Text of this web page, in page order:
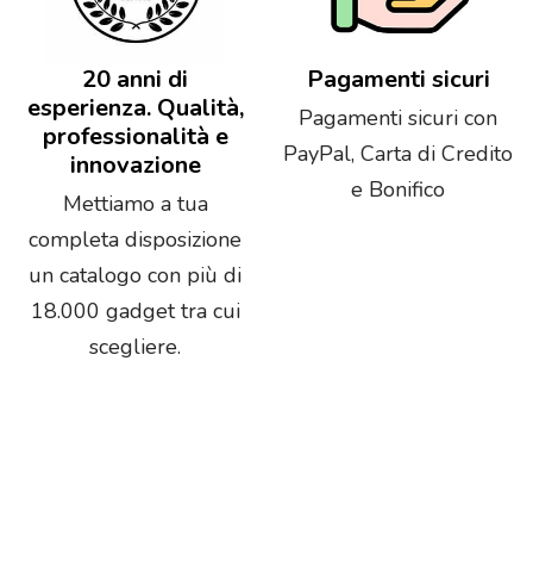
20 anni di
esperienza. Qualità,
professionalità e
innovazione
Mettiamo a tua
completa disposizione
un catalogo con più di
18.000 gadget tra cui
scegliere.
Pagamenti sicuri
Pagamenti sicuri con
PayPal, Carta di Credito
e Bonifico